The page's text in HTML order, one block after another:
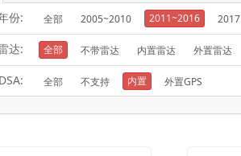
份: 全部 2005~2010 2011~2016 2017
达: 全部 不带雷达 内置雷达 外置雷达
全部 不支持 内置 外置GPS